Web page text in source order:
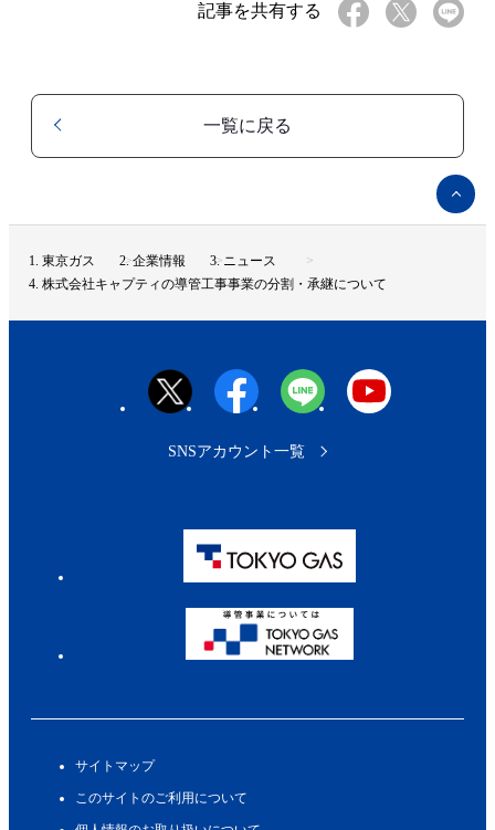
記事を共有する
一覧に戻る
ペ
ー
ジ
へ
東京ガス 企業情報
ニュース
株式会社キャプティの導管工事事業の分割・承継について
サイトマップ
このサイトのご利用について
SNSアカウント一覧